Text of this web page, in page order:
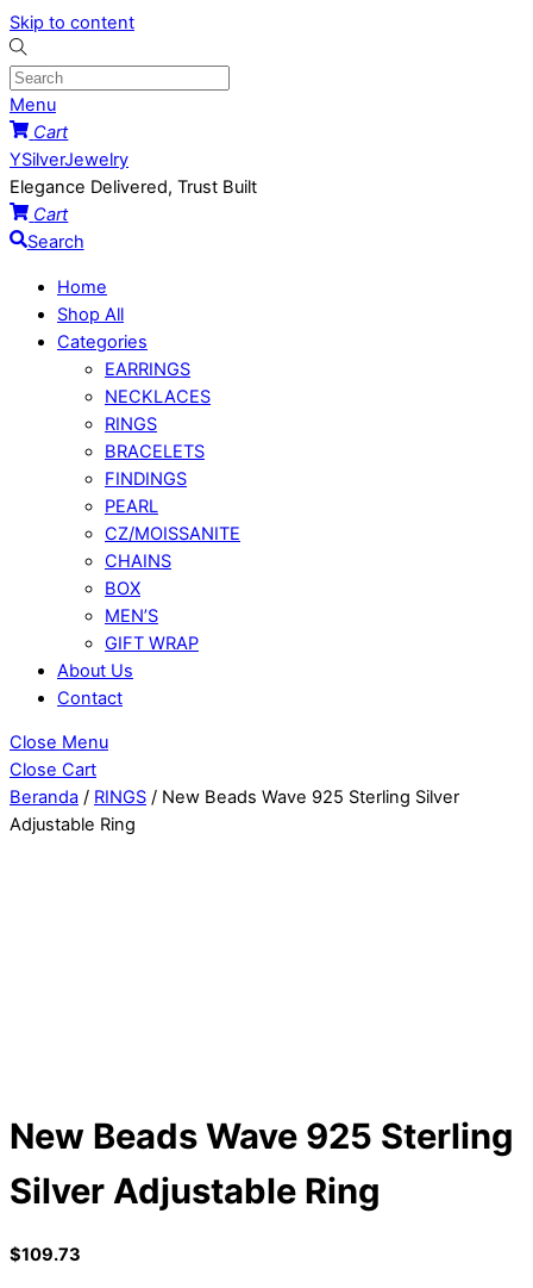
Skip to content
Menu
Cart
YSilverJewelry
Elegance Delivered, Trust Built
Cart
Search
Home
Shop All
Categories
EARRINGS
NECKLACES
RINGS
BRACELETS
FINDINGS
PEARL
CZ/MOISSANITE
CHAINS
BOX
MEN’S
GIFT WRAP
About Us
Contact
Close Menu
Close Cart
Beranda / RINGS / New Beads Wave 925 Sterling Silver
Adjustable Ring
New Beads Wave 925 Sterling
Silver Adjustable Ring
$109.73